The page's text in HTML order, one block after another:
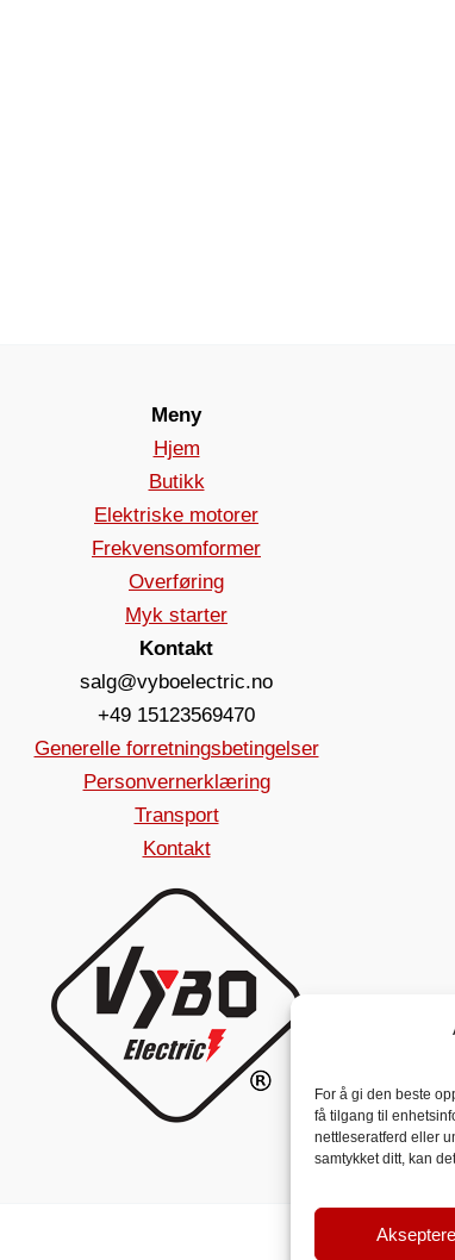
For å gi den beste
få tilgang til
nettleseratferd eller
samtykket ditt, kan
Meny
Hjem
Butikk
Elektriske motorer
Frekvensomformer
Overføring
Myk starter
Kontakt
salg@vyboelectric.no
+49 15123569470
Generelle forretningsbetingelser
Personvernerklæring
Transport
Kontakt